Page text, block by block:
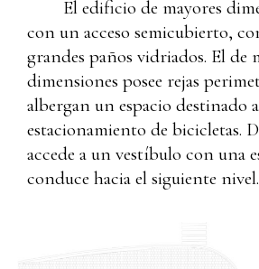
El edificio de mayores
con un acceso semicubierto,
grandes paños vidriados. El de
dimensiones posee rejas
albergan un espacio destinado
estacionamiento de bicicletas.
accede a un vestíbulo con una
conduce hacia el siguiente nivel.